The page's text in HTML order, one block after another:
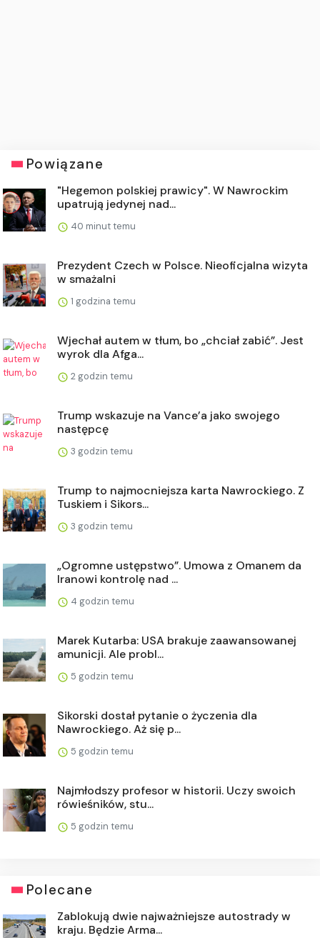
Powiązane
"Hegemon polskiej prawicy". W Nawrockim
upatrują jedynej nad...
40 minut temu
Prezydent Czech w Polsce. Nieoficjalna wizyta
w smażalni
1 godzina temu
Wjechał autem w tłum, bo „chciał zabić”. Jest
wyrok dla Afga...
2 godzin temu
Trump wskazuje na Vance’a jako swojego
następcę
3 godzin temu
Trump to najmocniejsza karta Nawrockiego. Z
Tuskiem i Sikors...
3 godzin temu
„Ogromne ustępstwo”. Umowa z Omanem da
Iranowi kontrolę nad ...
4 godzin temu
Marek Kutarba: USA brakuje zaawansowanej
amunicji. Ale probl...
5 godzin temu
Sikorski dostał pytanie o życzenia dla
Nawrockiego. Aż się p...
5 godzin temu
Najmłodszy profesor w historii. Uczy swoich
rówieśników, stu...
5 godzin temu
Polecane
Zablokują dwie najważniejsze autostrady w
kraju. Będzie Arma...